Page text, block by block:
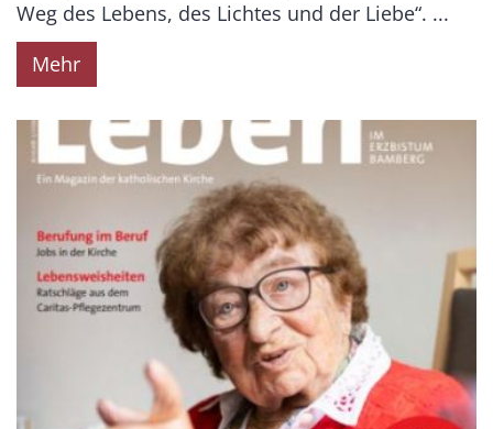
Weg des Lebens, des Lichtes und der Liebe“. ...
Mehr